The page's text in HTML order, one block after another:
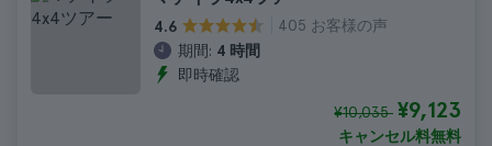
4.6
405 お客様の声
期間: 4 時間
即時確認
¥10,035 ¥9,123
キャンセル料無料